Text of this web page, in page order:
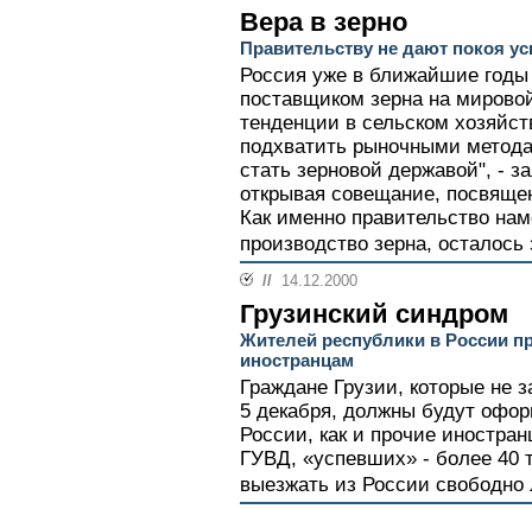
Вера в зерно
Правительству не дают покоя
Россия уже в ближайшие
поставщиком зерна на
тенденции в сельском
подхватить рыночными
стать зерновой державой", -
открывая совещание,
Как именно правительство
производство зерна, осталось
// 14.12.2000
Грузинский синдром
Жителей республики в России
иностранцам
Граждане Грузии, которые не
5 декабря, должны будут
России, как и прочие
ГУВД, «успевших» - более 40
выезжать из России